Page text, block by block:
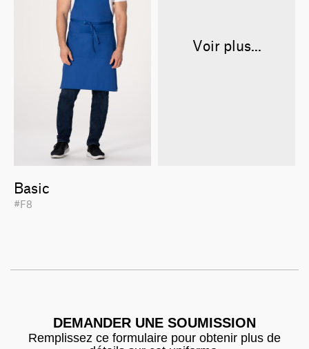
Basic
#F8
Voir plus...
DEMANDER UNE SOUMISSION
Remplissez ce formulaire pour obtenir plus de